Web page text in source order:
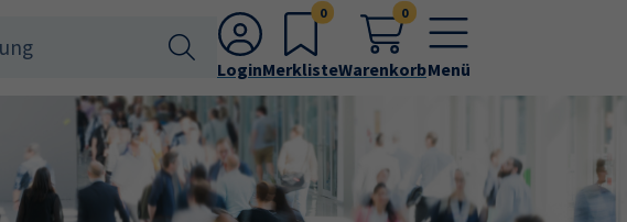
Login
0
Merkliste
0
WarenkorbMenü